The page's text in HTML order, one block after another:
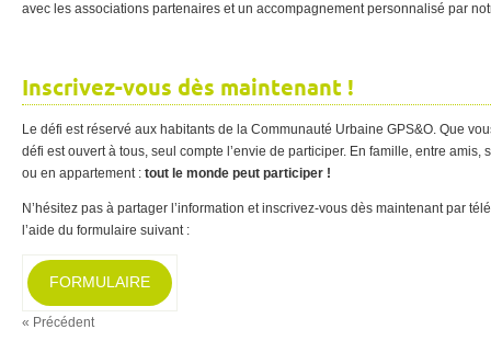
avec les associations partenaires et un accompagnement personnalisé par
Inscrivez-vous dès maintenant !
Le défi est réservé aux habitants de la Communauté Urbaine GPS&O. Que
défi est ouvert à tous, seul compte l’envie de participer. En famille, entre
ou en appartement : tout le monde peut participer !
N’hésitez pas à partager l’information et inscrivez-vous dès maintenant par
l’aide du formulaire suivant :
FORMULAIRE
« Précédent